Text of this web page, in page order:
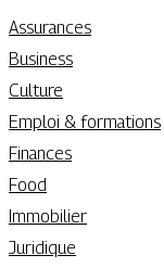
Assurances
Business
Culture
Emploi & formations
Finances
Food
Immobilier
Juridique